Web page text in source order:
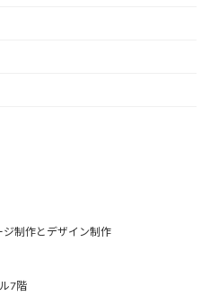
制作とデザイン制作
7階